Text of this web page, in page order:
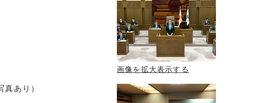
画像を拡大表示する
あり）